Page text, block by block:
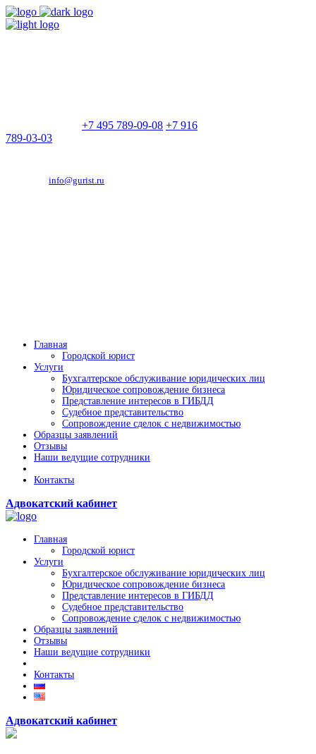
+7 495 789-09-08 +7 916
789-03-03
info@gurist.ru
Главная
Городской юрист
Услуги
Бухгалтерское обслуживание юридических лиц
Юридическое сопровождение бизнеса
Представление интересов в ГИБДД
Судебное представительство
Сопровождение сделок с недвижимостью
Образцы заявлений
Отзывы
Наши ведущие сотрудники
Контакты
Адвокатский кабинет
Главная
Городской юрист
Услуги
Бухгалтерское обслуживание юридических лиц
Юридическое сопровождение бизнеса
Представление интересов в ГИБДД
Судебное представительство
Сопровождение сделок с недвижимостью
Образцы заявлений
Отзывы
Наши ведущие сотрудники
Контакты
Адвокатский кабинет